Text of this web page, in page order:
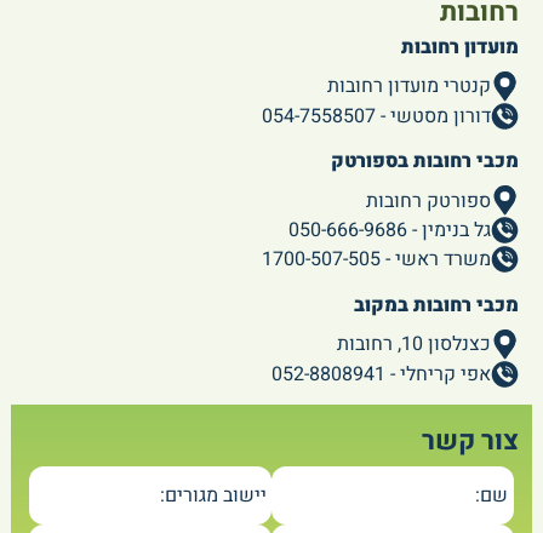
רחובות
מועדון רחובות
קנטרי מועדון רחובות
דורון מסטשי - 054-7558507
מכבי רחובות בספורטק
ספורטק רחובות
גל בנימין - 050-666-9686
משרד ראשי - 1700-507-505
מכבי רחובות במקוב
כצנלסון 10, רחובות
אפי קריחלי - 052-8808941
צור קשר
שם: יישוב מגורים: